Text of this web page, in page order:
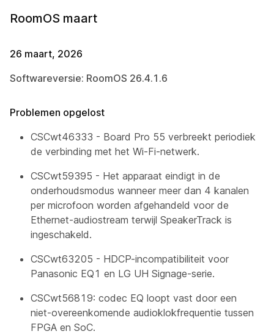
RoomOS maart
26 maart, 2026
Softwareversie: RoomOS 26.4.1.6
Problemen opgelost
CSCwt46333 - Board Pro 55 verbreekt periodiek
de verbinding met het Wi-Fi-netwerk.
CSCwt59395 - Het apparaat eindigt in de
onderhoudsmodus wanneer meer dan 4 kanalen
per microfoon worden afgehandeld voor de
Ethernet-audiostream terwijl SpeakerTrack is
ingeschakeld.
CSCwt63205 - HDCP-incompatibiliteit voor
Panasonic EQ1 en LG UH Signage-serie.
CSCwt56819: codec EQ loopt vast door een
niet-overeenkomende audioklokfrequentie tussen
FPGA en SoC.